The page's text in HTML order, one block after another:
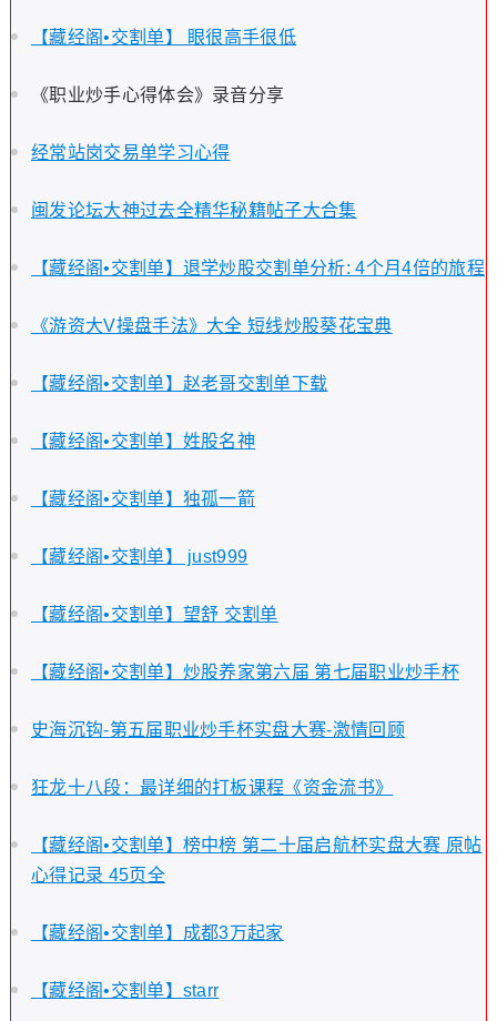
【藏经阁•交割单】 眼很高手很低
《职业炒手心得体会》录音分享
经常站岗交易单学习心得
闽发论坛大神过去全精华秘籍帖子大合集
【藏经阁•交割单】退学炒股交割单分析: 4个月4倍的旅程
《游资大V操盘手法》大全 短线炒股葵花宝典
【藏经阁•交割单】赵老哥交割单下载
【藏经阁•交割单】姓股名神
【藏经阁•交割单】独孤一箭
【藏经阁•交割单】 just999
【藏经阁•交割单】望舒 交割单
【藏经阁•交割单】炒股养家第六届 第七届职业炒手杯
史海沉钩-第五届职业炒手杯实盘大赛-激情回顾
狂龙十八段：最详细的打板课程《资金流书》
【藏经阁•交割单】榜中榜 第二十届启航杯实盘大赛 原帖
心得记录 45页全
【藏经阁•交割单】成都3万起家
【藏经阁•交割单】starr